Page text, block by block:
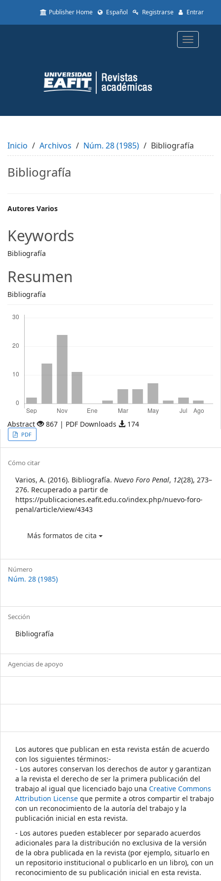
to
Content
Sidebar
Publisher Home Español Registrarse Entrar
Toggle
Inicio Archivos Núm. 28 (1985) Bibliografía
Bibliografía
Main
Article
Content
Autores Varios
Keywords
Bibliografía
Resumen
Bibliografía
Abstract 867 | PDF Downloads 174
Article
Sidebar
PDF
Article
Details
Cómo citar
Varios, A. (2016). Bibliografía. Nuevo Foro Penal, 12(28), 273–
276. Recuperado a partir de
https://publicaciones.eafit.edu.co/index.php/nuevo-foro-
penal/article/view/4343
Más formatos de cita
Número
Núm. 28 (1985)
Sección
Bibliografía
Agencias de apoyo
Los autores que publican en esta revista están de acuerdo
con los siguientes términos:-
- Los autores conservan los derechos de autor y garantizan
a la revista el derecho de ser la primera publicación del
trabajo al igual que licenciado bajo una Creative Commons
Attribution License que permite a otros compartir el trabajo
con un reconocimiento de la autoría del trabajo y la
publicación inicial en esta revista.
- Los autores pueden establecer por separado acuerdos
adicionales para la distribución no exclusiva de la versión
de la obra publicada en la revista (por ejemplo, situarlo en
un repositorio institucional o publicarlo en un libro), con un
reconocimiento de su publicación inicial en esta revista.